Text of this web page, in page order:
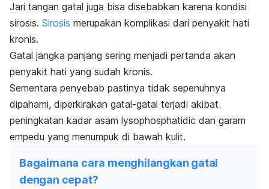
Jari tangan gatal juga bisa disebabkan karena kondisi
sirosis. Sirosis merupakan komplikasi dari penyakit hati
kronis.
Gatal jangka panjang sering menjadi pertanda akan
penyakit hati yang sudah kronis.
Sementara penyebab pastinya tidak sepenuhnya
dipahami, diperkirakan gatal-gatal terjadi akibat
peningkatan kadar asam lysophosphatidic dan garam
empedu yang menumpuk di bawah kulit.
Bagaimana cara menghilangkan gatal
dengan cepat?